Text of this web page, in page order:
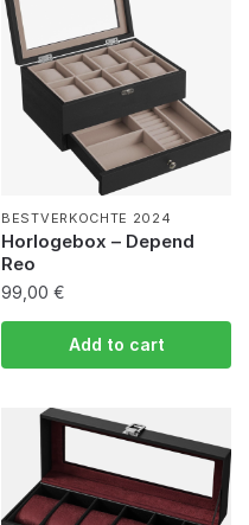
BESTVERKOCHTE 2024
Horlogebox – Depend
Reo
99,00 €
Add to cart